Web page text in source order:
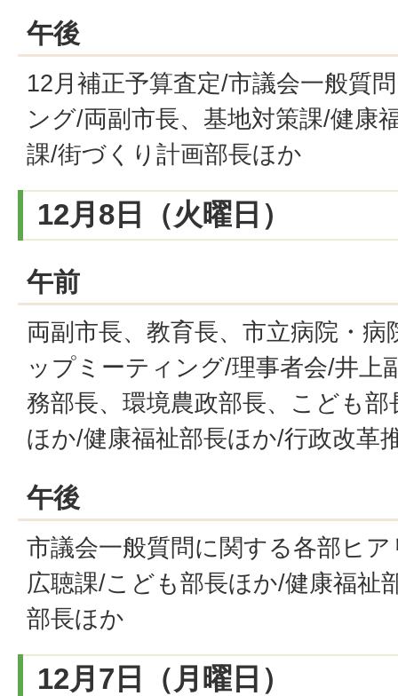
午後
12月補正予算査定/市議会一般質
ング/両副市長、基地対策課/健康
課/街づくり計画部長ほか
12月8日（火曜日）
午前
両副市長、教育長、市立病院・
ップミーティング/理事者会/井上
務部長、環境農政部長、こども
ほか/健康福祉部長ほか/行政改革
午後
市議会一般質問に関する各部ヒ
広聴課/こども部長ほか/健康福祉
部長ほか
12月7日（月曜日）